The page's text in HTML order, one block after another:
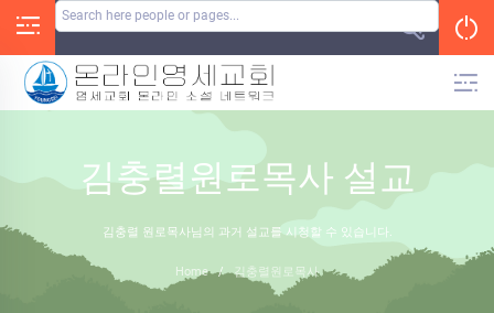
김충렬원로목사 설교
김충렬 원로목사님의 과거 설교를 시청할 수 있습니다.
Home / 김충렬원로목사